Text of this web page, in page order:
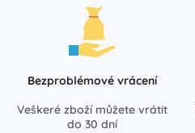
Bezproblémové vrácení
Veškeré zboží můžete vrátit
do 30 dní